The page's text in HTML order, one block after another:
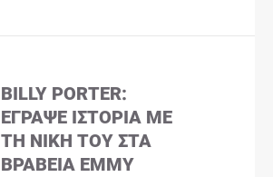
BILLY PORTER:
ΈΓΡΑΨΕ ΙΣΤΟΡΊΑ ΜΕ
ΤΗ ΝΊΚΗ ΤΟΥ ΣΤΑ
ΒΡΑΒΕΊΑ EMMY